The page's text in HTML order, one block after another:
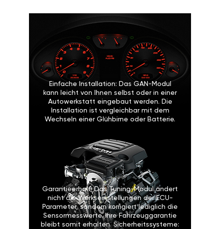
Einfache Installation: Das GAN-Modul
kann leicht von Ihnen selbst oder in einer
Autowerkstatt eingebaut werden. Die
Installation ist vergleichbar mit dem
Wechseln einer Glühbirne oder Batterie.
Garantieerhalt: Das Tuning-Modul ändert
nicht die Werkseinstellungen der ECU-
Parameter, sondern korrigiert lediglich die
Sensormesswerte. Ihre Fahrzeuggarantie
bleibt somit erhalten. Sicherheitssysteme: